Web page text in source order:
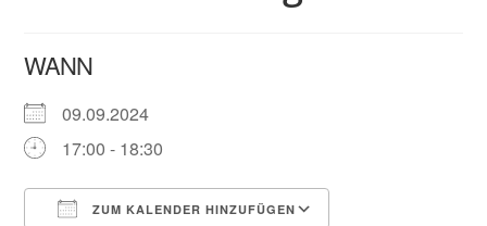
WANN
09.09.2024
17:00 - 18:30
ZUM KALENDER HINZUFÜGEN